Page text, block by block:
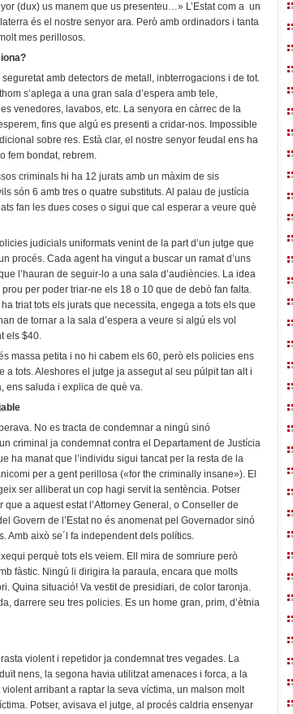
(dux) us manem que us presenteu…» L’Estat com a un
és el nostre senyor ara. Però amb ordinadors i tanta
mes perillosos.
amb detectors de metall, inbterrogacions i de tot.
s’aplega a una gran sala d’espera amb tele,
venedores, lavabos, etc. La senyora en càrrec de la
fins que algú es presenti a cridar-nos. Impossible
sobre res. Està clar, el nostre senyor feudal ens ha
fem bondat, rebrem.
criminals hi ha 12 jurats amb un màxim de sis
són 6 amb tres o quatre substituts. Al palau de justícia
fan les dues coses o sigui que cal esperar a veure què
judicials uniformats venint de la part d’un jutge que
procés. Cada agent ha vingut a buscar un ramat d’uns
l’hauran de seguir-lo a una sala d’audiències. La idea
per poder triar-ne els 18 o 10 que de debò fan falta.
triat tots els jurats que necessita, engega a tots els que
de tornar a la sala d’espera a veure si algú els vol
els $40.
massa petita i no hi cabem els 60, però els policies ens
a tots. Aleshores el jutge ja assegut al seu púlpit tan alt i
ens saluda i explica de què va.
No es tracta de condemnar a ningú sinó
criminal ja condemnat contra el Departament de Justícia
ha manat que l’individu sigui tancat per la resta de la
per a gent perillosa («for the criminally insane»). El
ser alliberat un cop hagi servit la sentència. Potser
que a aquest estat l’Attorney General, o Conseller de
Govern de l’Estat no és anomenat pel Governador sinó
Amb això se´l fa independent dels polítics.
perquè tots els veiem. Ell mira de somriure però
fàstic. Ningú li dirigira la paraula, encara que molts
Quina situació! Va vestit de presidiari, de color taronja.
darrere seu tres policies. Es un home gran, prim, d’ètnia
violent i repetidor ja condemnat tres vegades. La
nens, la segona havia utilitzat amenaces i forca, a la
arribant a raptar la seva víctima, un malson molt
Potser, avisava el jutge, al procés caldria ensenyar